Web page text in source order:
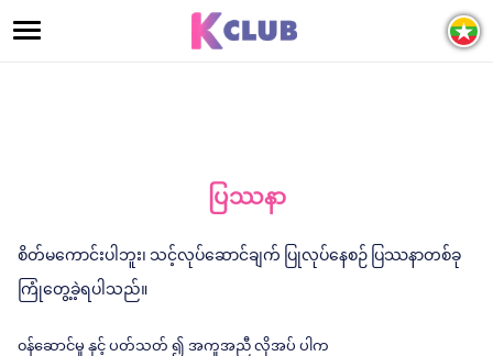
ပြဿနာ
စိတ်မကောင်းပါဘူး၊ သင့်လုပ်ဆောင်ချက် ပြုလုပ်နေစဉ် ပြဿနာတစ်ခု
ကြုံတွေ့ခဲ့ရပါသည်။
၀န်ဆောင်မှု နှင့် ပတ်သတ် ၍ အကူအညီ လိုအပ် ပါက